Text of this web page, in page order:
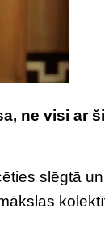
ne visi ar
slēgtā un